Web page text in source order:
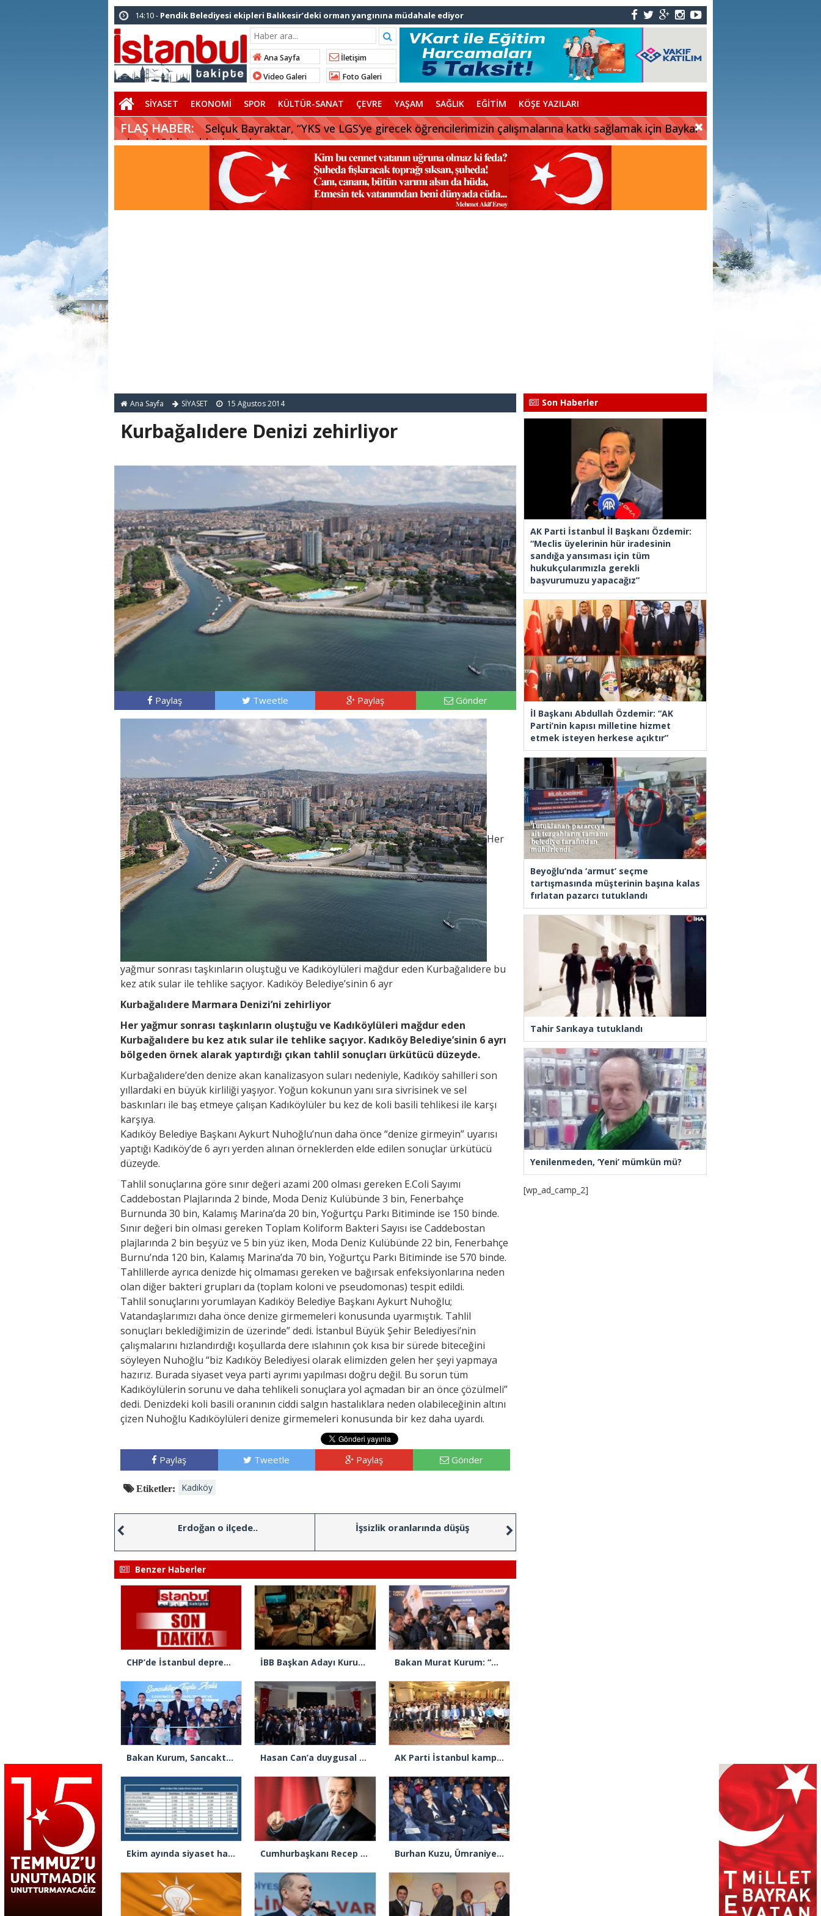
14:10 - Pendik Belediyesi ekipleri Balıkesir’deki orman yangınına müdahale ediyor
10:23 -
Arnavutköy Belediyesi’nden Kastamonu Cide’ye kardeşlik eli
10:33 -Arnavutköy’de ‘Yeniköy Karpuz Festivali’ lezzet ve coşkuya sahne oldu
14:21 - İl Başkanı Abdullah Özdemir: “AK Parti’nin kapısı milletine hizmet etmek isteyen
Ana Sayfa
İletişim
Video Galeri
Foto Galeri
SİYASET EKONOMİ SPOR KÜLTÜR-SANAT ÇEVRE YAŞAM SAĞLIK EĞİTİM KÖŞE YAZILARI
FLAŞ HABER:
Selçuk Bayraktar, “YKS ve LGS’ye girecek öğrencilerimizin çalışmalarına katkı sağlamak için Baykar
olarak 10 bin tablet bağışlıyoruz”
Ana Sayfa SİYASET 15 Ağustos 2014
Kurbağalıdere Denizi zehirliyor
Paylaş Tweetle Paylaş Gönder
Her
yağmur sonrası taşkınların oluştuğu ve Kadıköylüleri mağdur eden Kurbağalıdere bu
kez atık sular ile tehlike saçıyor. Kadıköy Belediye’sinin 6 ayr
Kurbağalıdere Marmara Denizi’ni zehirliyor
Her yağmur sonrası taşkınların oluştuğu ve Kadıköylüleri mağdur eden
Kurbağalıdere bu kez atık sular ile tehlike saçıyor. Kadıköy Belediye’sinin 6 ayrı
bölgeden örnek alarak yaptırdığı çıkan tahlil sonuçları ürkütücü düzeyde.
Kurbağalıdere’den denize akan kanalizasyon suları nedeniyle, Kadıköy sahilleri son
yıllardaki en büyük kirliliği yaşıyor. Yoğun kokunun yanı sıra sivrisinek ve sel
baskınları ile baş etmeye çalışan Kadıköylüler bu kez de koli basili tehlikesi ile karşı
karşıya.
Kadıköy Belediye Başkanı Aykurt Nuhoğlu’nun daha önce “denize girmeyin” uyarısı
yaptığı Kadıköy’de 6 ayrı yerden alınan örneklerden elde edilen sonuçlar ürkütücü
düzeyde.
Tahlil sonuçlarına göre sınır değeri azami 200 olması gereken E.Coli Sayımı
Caddebostan Plajlarında 2 binde, Moda Deniz Kulübünde 3 bin, Fenerbahçe
Burnunda 30 bin, Kalamış Marina’da 20 bin, Yoğurtçu Parkı Bitiminde ise 150 binde.
Sınır değeri bin olması gereken Toplam Koliform Bakteri Sayısı ise Caddebostan
plajlarında 2 bin beşyüz ve 5 bin yüz iken, Moda Deniz Kulübünde 22 bin, Fenerbahçe
Burnu’nda 120 bin, Kalamış Marina’da 70 bin, Yoğurtçu Parkı Bitiminde ise 570 binde.
Tahlillerde ayrıca denizde hiç olmaması gereken ve bağırsak enfeksiyonlarına neden
olan diğer bakteri grupları da (toplam koloni ve pseudomonas) tespit edildi.
Tahlil sonuçlarını yorumlayan Kadıköy Belediye Başkanı Aykurt Nuhoğlu;
Vatandaşlarımızı daha önce denize girmemeleri konusunda uyarmıştık. Tahlil
sonuçları beklediğimizin de üzerinde” dedi. İstanbul Büyük Şehir Belediyesi’nin
çalışmalarını hızlandırdığı koşullarda dere ıslahının çok kısa bir sürede biteceğini
söyleyen Nuhoğlu “biz Kadıköy Belediyesi olarak elimizden gelen her şeyi yapmaya
hazırız. Burada siyaset veya parti ayrımı yapılması doğru değil. Bu sorun tüm
Kadıköylülerin sorunu ve daha tehlikeli sonuçlara yol açmadan bir an önce çözülmeli”
dedi. Denizdeki koli basili oranının ciddi salgın hastalıklara neden olabileceğinin altını
çizen Nuhoğlu Kadıköylüleri denize girmemeleri konusunda bir kez daha uyardı.
Paylaş Tweetle Paylaş Gönder
Etiketler: Kadıköy
Erdoğan o ilçede.. İşsizlik oranlarında düşüş
Benzer Haberler
CHP’de İstanbul depremi! Tüm yönetim görevden alındı, Gürsel Tekin İl Başkanı oldu İBB Başkan Adayı Kurum’dan “deprem” temalı yeni reklam filmi Bakan Murat Kurum: “Ada bazında uygulama çalışmalarına başladık”
Bakan Kurum, Sancaktepe Belediyesi’nin yaptığı 30 eserin açılışını yaptı Hasan Can’a duygusal bir gece AK Parti İstanbul kampa girdi
Ekim ayında siyaset hareketliydi Cumhurbaşkanı Recep Tayyip Erdoğan, “Amerika’ya medeni demem” Burhan Kuzu, Ümraniye Belediyesi’nin konuğu oldu
Son Haberler
AK Parti İstanbul İl Başkanı Özdemir:
“Meclis üyelerinin hür iradesinin
sandığa yansıması için tüm
hukukçularımızla gerekli
başvurumuzu yapacağız”
İl Başkanı Abdullah Özdemir: “AK
Parti’nin kapısı milletine hizmet
etmek isteyen herkese açıktır”
Beyoğlu’nda ‘armut’ seçme
tartışmasında müşterinin başına kalas
fırlatan pazarcı tutuklandı
Tahir Sarıkaya tutuklandı
Yenilenmeden, ‘Yeni’ mümkün mü?
[wp_ad_camp_2]